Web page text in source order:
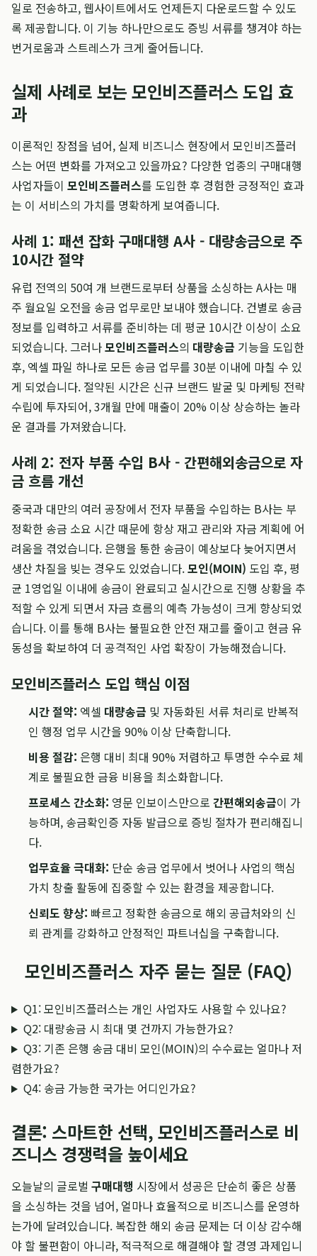
일로 전송하고, 웹사이트에서도 언제든지 다운로드할 수 있도
록 제공합니다. 이 기능 하나만으로도 증빙 서류를 챙겨야 하는
번거로움과 스트레스가 크게 줄어듭니다.
실제 사례로 보는 모인비즈플러스 도입 효
과
이론적인 장점을 넘어, 실제 비즈니스 현장에서 모인비즈플러
스는 어떤 변화를 가져오고 있을까요? 다양한 업종의 구매대행
사업자들이 모인비즈플러스를 도입한 후 경험한 긍정적인 효과
는 이 서비스의 가치를 명확하게 보여줍니다.
사례 1: 패션 잡화 구매대행 A사 - 대량송금으로 주
10시간 절약
유럽 전역의 50여 개 브랜드로부터 상품을 소싱하는 A사는 매
주 월요일 오전을 송금 업무로만 보내야 했습니다. 건별로 송금
정보를 입력하고 서류를 준비하는 데 평균 10시간 이상이 소요
되었습니다. 그러나모인비즈플러스의 대량송금 기능을 도입한
후, 엑셀 파일 하나로 모든 송금 업무를 30분 이내에 마칠 수 있
게 되었습니다. 절약된 시간은 신규 브랜드 발굴 및 마케팅 전략
수립에 투자되어, 3개월 만에 매출이 20% 이상 상승하는 놀라
운 결과를 가져왔습니다.
사례 2: 전자 부품 수입 B사 - 간편해외송금으로 자
금 흐름 개선
중국과 대만의 여러 공장에서 전자 부품을 수입하는 B사는 부
정확한 송금 소요 시간 때문에 항상 재고 관리와 자금 계획에 어
려움을 겪었습니다. 은행을 통한 송금이 예상보다 늦어지면서
생산 차질을 빚는 경우도 있었습니다.모인(MOIN) 도입 후, 평
균 1영업일 이내에 송금이 완료되고 실시간으로 진행 상황을 추
적할 수 있게 되면서 자금 흐름의 예측 가능성이 크게 향상되었
습니다. 이를 통해 B사는 불필요한 안전 재고를 줄이고 현금 유
동성을 확보하여 더 공격적인 사업 확장이 가능해졌습니다.
모인비즈플러스 도입 핵심 이점
시간 절약: 엑셀 대량송금 및 자동화된 서류 처리로 반복적
인 행정 업무 시간을 90% 이상 단축합니다.
비용 절감: 은행 대비 최대 90% 저렴하고 투명한 수수료 체
계로 불필요한 금융 비용을 최소화합니다.
프로세스 간소화: 영문 인보이스만으로 간편해외송금이 가
능하며, 송금확인증 자동 발급으로 증빙 절차가 편리해집니
다.
업무효율 극대화: 단순 송금 업무에서 벗어나 사업의 핵심
가치 창출 활동에 집중할 수 있는 환경을 제공합니다.
신뢰도 향상: 빠르고 정확한 송금으로 해외 공급처와의 신
뢰 관계를 강화하고 안정적인 파트너십을 구축합니다.
모인비즈플러스 자주 묻는 질문 (FAQ)
Q1: 모인비즈플러스는 개인 사업자도 사용할 수 있나요?
Q2: 대량송금 시 최대 몇 건까지 가능한가요?
Q3: 기존 은행 송금 대비 모인(MOIN)의 수수료는 얼마나 저
렴한가요?
Q4: 송금 가능한 국가는 어디인가요?
결론: 스마트한 선택, 모인비즈플러스로 비
즈니스 경쟁력을 높이세요
오늘날의 글로벌 구매대행 시장에서 성공은 단순히 좋은 상품
을 소싱하는 것을 넘어, 얼마나 효율적으로 비즈니스를 운영하
는가에 달려있습니다. 복잡한 해외 송금 문제는 더 이상 감수해
야 할 불편함이 아니라, 적극적으로 해결해야 할 경영 과제입니